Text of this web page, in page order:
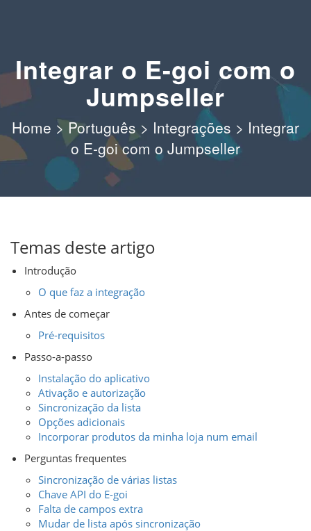
Integrar o E-goi com o
Jumpseller
Home > Português > Integrações > Integrar
o E-goi com o Jumpseller
Temas deste artigo
Introdução
O que faz a integração
Antes de começar
Pré-requisitos
Passo-a-passo
Instalação do aplicativo
Ativação e autorização
Sincronização da lista
Opções adicionais
Incorporar produtos da minha loja num email
Perguntas frequentes
Sincronização de várias listas
Chave API do E-goi
Falta de campos extra
Mudar de lista após sincronização